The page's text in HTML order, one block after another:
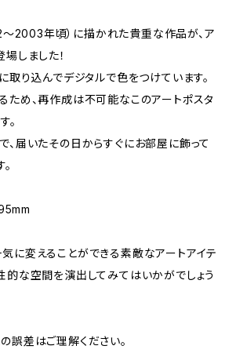
2003年頃）に描かれた貴重な作品が、ア
しました！
取り込んでデジタルで色をつけています。
ため、再作成は不可能なこのアートポスタ
。
、届いたその日からすぐにお部屋に飾って
に変えることができる素敵なアートアイテ
的な空間を演出してみてはいかがでしょう
誤差はご理解ください。